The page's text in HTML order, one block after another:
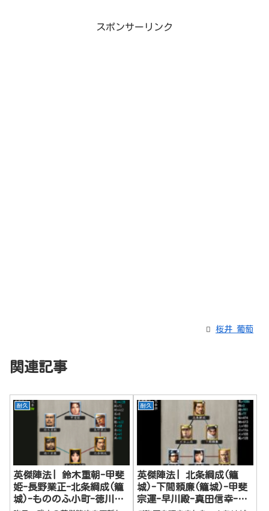
スポンサーリンク
桜井 葡萄
関連記事
耐久
英傑陣法| 鈴木重朝-甲斐
姫-長野業正-北条綱成(籠
城)-もののふ小町-徳川家
耐久
英傑陣法| 北条綱成(籠
城)-下間頼廉(籠城)-甲斐
宗運-早川殿-真田信幸-石